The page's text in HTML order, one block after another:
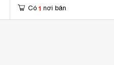
Có 1 nơi bán